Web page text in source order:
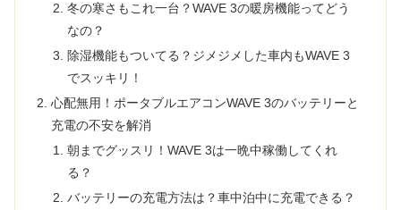
冬の寒さもこれ一台？WAVE 3の暖房機能ってどう
なの？
除湿機能もついてる？ジメジメした車内もWAVE 3
でスッキリ！
心配無用！ポータブルエアコンWAVE 3のバッテリーと
充電の不安を解消
朝までグッスリ！WAVE 3は一晩中稼働してくれ
る？
バッテリーの充電方法は？車中泊中に充電できる？